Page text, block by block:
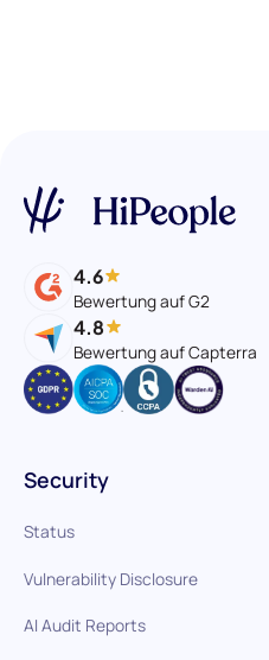
4.6
Bewertung auf G2
4.8
Bewertung auf Capterra
Security
Status
Vulnerability Disclosure
AI Audit Reports